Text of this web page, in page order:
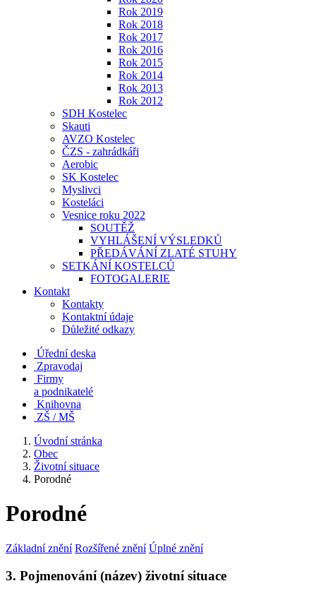
Rok 2019
Rok 2018
Rok 2017
Rok 2016
Rok 2015
Rok 2014
Rok 2013
Rok 2012
SDH Kostelec
Skauti
AVZO Kostelec
ČZS - zahrádkáři
Aerobic
SK Kostelec
Myslivci
Kosteláci
Vesnice roku 2022
SOUTĚŽ
VYHLÁŠENÍ VÝSLEDKŮ
PŘEDÁVÁNÍ ZLATÉ STUHY
SETKÁNÍ KOSTELCŮ
FOTOGALERIE
Kontakt
Kontakty
Kontaktní údaje
Důležité odkazy
Úřední deska
Zpravodaj
Firmy
a podnikatelé
Knihovna
ZŠ / MŠ
Úvodní stránka
Obec
Životní situace
Porodné
Porodné
Základní znění Rozšířené znění Úplné znění
3. Pojmenování (název) životní situace